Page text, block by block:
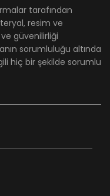
tarafından
resim ve
güvenilirliği
sorumluluğu altında
hiç bir şekilde sorumlu